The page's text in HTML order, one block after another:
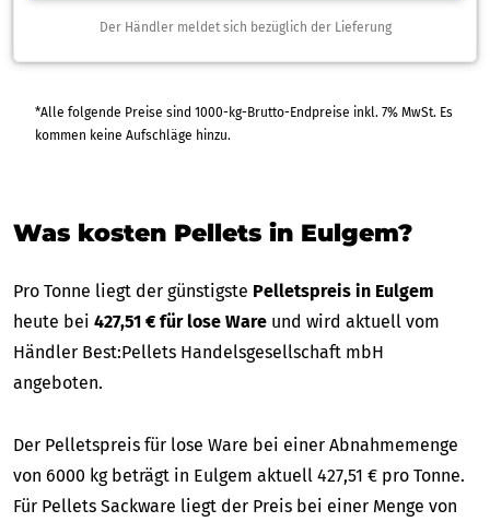
Der Händler meldet sich bezüglich der Lieferung
*Alle folgende Preise sind 1000-kg-Brutto-Endpreise inkl. 7% MwSt. Es
kommen keine Aufschläge hinzu.
Was kosten Pellets in Eulgem?
Pro Tonne liegt der günstigste Pelletspreis in Eulgem
heute bei 427,51 € für lose Ware und wird aktuell vom
Händler Best:Pellets Handelsgesellschaft mbH
angeboten.
Der Pelletspreis für lose Ware bei einer Abnahmemenge
von 6000 kg beträgt in Eulgem aktuell 427,51 € pro Tonne.
Für Pellets Sackware liegt der Preis bei einer Menge von